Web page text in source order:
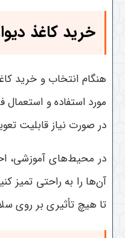
خرید کاغذ
هنگام انتخاب و خرید
مورد استفاده و
در صورت نیاز قابلیت
در محیط‌های آموزشی،
آن‌ها را به راحتی تمیز
تا هیچ تأثیری بر روی